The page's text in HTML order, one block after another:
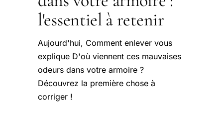
l'essentiel à retenir
Aujourd'hui, Comment enlever vous
explique D'où viennent ces mauvaises
odeurs dans votre armoire ?
Découvrez la première chose à
corriger !